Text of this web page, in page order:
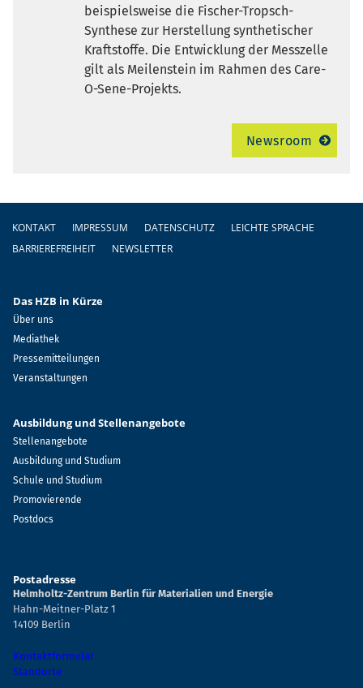
beispielsweise die Fischer-Tropsch-
Synthese zur Herstellung synthetischer
Kraftstoffe. Die Entwicklung der Messzelle
gilt als Meilenstein im Rahmen des Care-
O-Sene-Projekts.
Newsroom
Fußzeile
KONTAKT IMPRESSUM DATENSCHUTZ
LEICHTE SPRACHE
BARRIEREFREIHEIT
NEWSLETTER
Das HZB in Kürze
Über uns
Mediathek
Pressemitteilungen
Veranstaltungen
Ausbildung und Stellenangebote
Stellenangebote
Ausbildung und Studium
Schule und Studium
Promovierende
Postdocs
Postadresse
Helmholtz-Zentrum Berlin für Materialien und Energie
Hahn-Meitner-Platz 1
14109 Berlin
Kontaktformular
Standorte